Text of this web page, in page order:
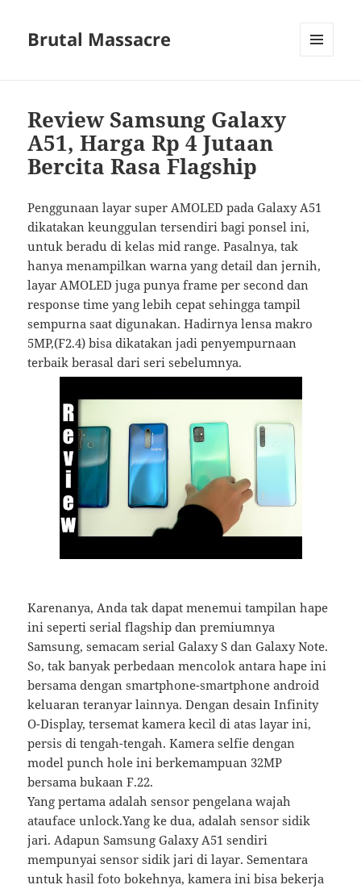
Brutal Massacre
Review Samsung Galaxy
A51, Harga Rp 4 Jutaan
Bercita Rasa Flagship
Penggunaan layar super AMOLED pada Galaxy A51
dikatakan keunggulan tersendiri bagi ponsel ini,
untuk beradu di kelas mid range. Pasalnya, tak
hanya menampilkan warna yang detail dan jernih,
layar AMOLED juga punya frame per second dan
response time yang lebih cepat sehingga tampil
sempurna saat digunakan. Hadirnya lensa makro
5MP,(F2.4) bisa dikatakan jadi penyempurnaan
terbaik berasal dari seri sebelumnya.
Karenanya, Anda tak dapat menemui tampilan hape
ini seperti serial flagship dan premiumnya
Samsung, semacam serial Galaxy S dan Galaxy Note.
So, tak banyak perbedaan mencolok antara hape ini
bersama dengan smartphone-smartphone android
keluaran teranyar lainnya. Dengan desain Infinity
O-Display, tersemat kamera kecil di atas layar ini,
persis di tengah-tengah. Kamera selfie dengan
model punch hole ini berkemampuan 32MP
bersama bukaan F.22.
Yang pertama adalah sensor pengelana wajah
atauface unlock.Yang ke dua, adalah sensor sidik
jari. Adapun Samsung Galaxy A51 sendiri
mempunyai sensor sidik jari di layar. Sementara
untuk hasil foto bokehnya, kamera ini bisa bekerja